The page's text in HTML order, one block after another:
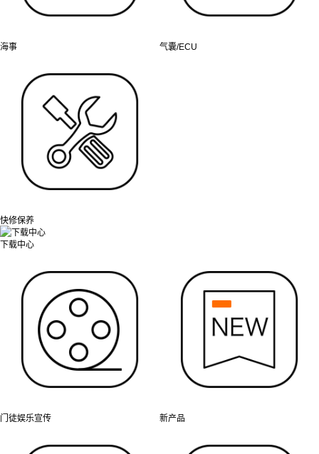
海事 气囊/ECU
快修保养
下载中心
门徒娱乐宣传 新产品